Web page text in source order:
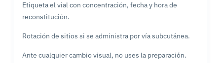
Etiqueta el vial con concentración, fecha y hora de
reconstitución.
Rotación de sitios si se administra por vía subcutánea.
Ante cualquier cambio visual, no uses la preparación.